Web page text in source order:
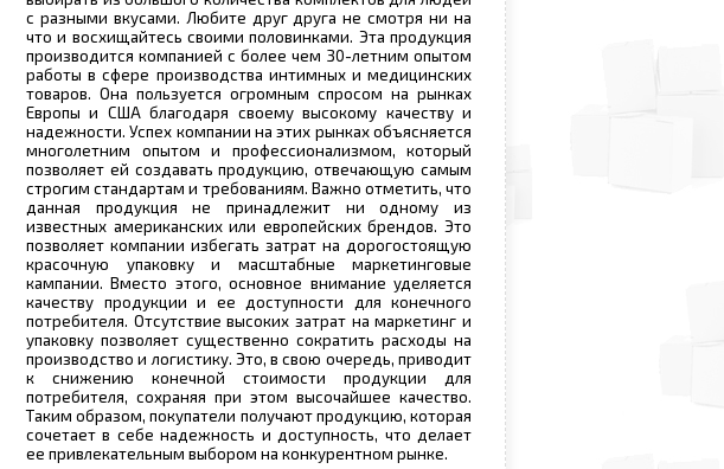
с разными вкусами. Любите друг друга не смотря ни на
что и восхищайтесь своими половинками. Эта продукция
производится компанией с более чем 30-летним опытом
работы в сфере производства интимных и медицинских
товаров. Она пользуется огромным спросом на рынках
Европы и США благодаря своему высокому качеству и
надежности. Успех компании на этих рынках объясняется
многолетним опытом и профессионализмом, который
позволяет ей создавать продукцию, отвечающую самым
строгим стандартам и требованиям. Важно отметить, что
данная продукция не принадлежит ни одному из
известных американских или европейских брендов. Это
позволяет компании избегать затрат на дорогостоящую
красочную упаковку и масштабные маркетинговые
кампании. Вместо этого, основное внимание уделяется
качеству продукции и ее доступности для конечного
потребителя. Отсутствие высоких затрат на маркетинг и
упаковку позволяет существенно сократить расходы на
производство и логистику. Это, в свою очередь, приводит
к снижению конечной стоимости продукции для
потребителя, сохраняя при этом высочайшее качество.
Таким образом, покупатели получают продукцию, которая
сочетает в себе надежность и доступность, что делает
ее привлекательным выбором на конкурентном рынке.